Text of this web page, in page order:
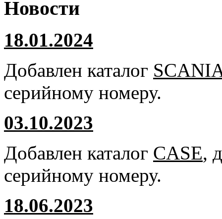
Новости
18.01.2024
Добавлен каталог
серийному номеру.
03.10.2023
Добавлен каталог CASE,
серийному номеру.
18.06.2023